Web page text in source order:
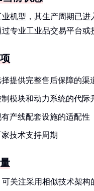
机型，其生产周期已
专业工业品交易平台或
择提供完整售后保障的渠
制模块和动力系统的代际
有产线配套设施的适配性
家技术支持周期
关注采用相似技术架